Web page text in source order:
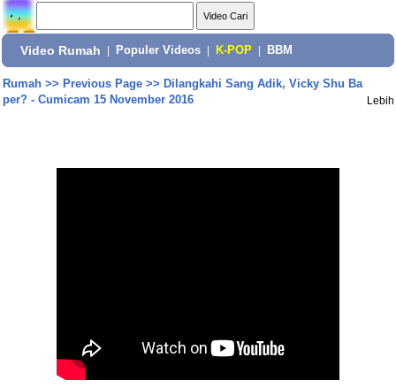
Video Rumah Populer Videos K-POP BBM
Rumah>> Previous Page>> Dilangkahi Sang Adik, Vicky Shu Ba
per? - Cumicam 15 November 2016
Lebih